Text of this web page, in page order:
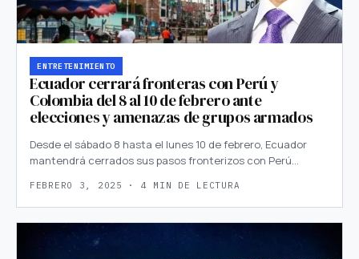
ENTRETENIMIENTO
Ecuador cerrará fronteras con Perú y
Colombia del 8 al 10 de febrero ante
elecciones y amenazas de grupos armados
Desde el sábado 8 hasta el lunes 10 de febrero, Ecuador
mantendrá cerrados sus pasos fronterizos con Perú…
FEBRERO 3, 2025 · 4 MIN DE LECTURA